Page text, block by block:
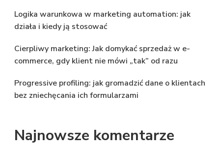
Logika warunkowa w marketing automation: jak
działa i kiedy ją stosować
Cierpliwy marketing: Jak domykać sprzedaż w e-
commerce, gdy klient nie mówi „tak” od razu
Progressive profiling: jak gromadzić dane o klientach
bez zniechęcania ich formularzami
Najnowsze komentarze